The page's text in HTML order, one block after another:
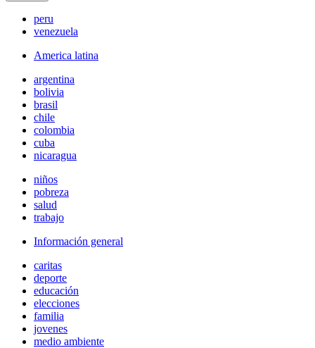
peru
venezuela
America latina
argentina
bolivia
brasil
chile
colombia
cuba
nicaragua
niños
pobreza
salud
trabajo
Información general
caritas
deporte
educación
elecciones
familia
jovenes
medio ambiente